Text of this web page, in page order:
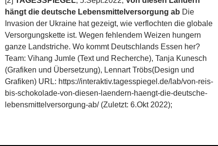
hängt die deutsche Lebensmittelversorgung ab Die
Invasion der Ukraine hat gezeigt, wie verflochten die globale
Versorgungskette ist. Wegen fehlendem Weizen hungern
ganze Landstriche. Wo kommt Deutschlands Essen her?
Team: Vihang Jumle (Text und Recherche), Tanja Kunesch
(Grafiken und Übersetzung), Lennart Tröbs(Design und
Grafiken) URL: https://interaktiv.tagesspiegel.de/lab/von-reis-
bis-schokolade-von-diesen-laendern-haengt-die-deutsche-
lebensmittelversorgung-ab/ (Zuletzt: 6.Okt 2022);